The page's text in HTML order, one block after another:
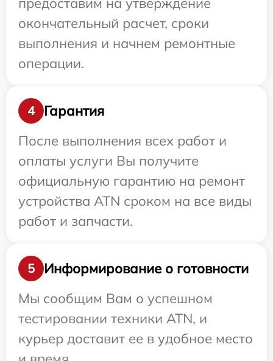
окончательный расчет, сроки
выполнения и начнем ремонтные
операции.
4
Гарантия
После выполнения всех работ и
оплаты услуги Вы получите
официальную гарантию на ремонт
устройства ATN сроком на все виды
работ и запчасти.
5
Информирование о готовности
Мы сообщим Вам о успешном
тестировании техники ATN, и
курьер доставит ее в удобное место